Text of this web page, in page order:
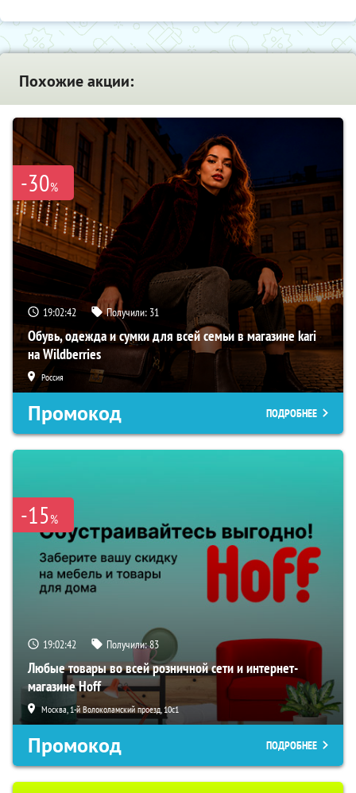
Похожие акции:
-30%
19:02:41 Получили: 31
Обувь, одежда и сумки для всей семьи в магазине kari
на Wildberries
Россия
Промокод ПОДРОБНЕЕ
-15%
19:02:41 Получили:83
Любые товары во всей розничной сети и интернет-
магазине Hoff
Москва, 1-й Волоколамский проезд, 10с1
Промокод ПОДРОБНЕЕ